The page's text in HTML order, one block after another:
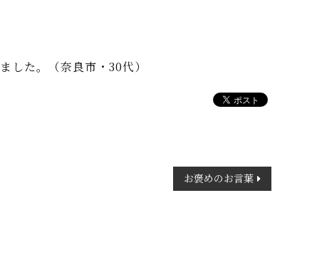
た。（奈良市・30代）
お褒めのお言葉